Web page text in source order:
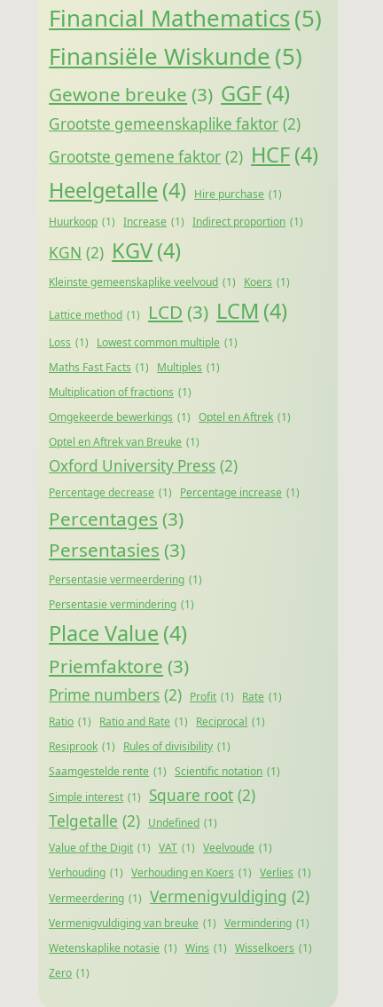
Financial Mathematics(5)
Finansiële Wiskunde(5)
Gewone breuke (3) GGF(4)
Grootste gemeenskaplike faktor (2)
Grootste gemene faktor (2) HCF(4)
Heelgetalle (4) Hire purchase (1)
Huurkoop (1) Increase (1) Indirect proportion (1)
KGN (2) KGV(4)
Kleinste gemeenskaplike veelvoud (1) Koers (1)
Lattice method (1) LCD (3) LCM (4)
Loss (1) Lowest common multiple (1)
Maths Fast Facts (1) Multiples (1)
Multiplication of fractions (1)
Omgekeerde bewerkings (1) Optel en Aftrek (1)
Optel en Aftrek van Breuke (1)
Oxford University Press (2)
Percentage decrease (1) Percentage increase (1)
Percentages (3)
Persentasies (3)
Persentasie vermeerdering (1)
Persentasie vermindering (1)
Place Value (4)
Priemfaktore (3)
Prime numbers (2) Profit (1) Rate (1)
Ratio (1) Ratio and Rate (1) Reciprocal (1)
Resiprook (1) Rules of divisibility (1)
Saamgestelde rente (1) Scientific notation (1)
Simple interest (1) Square root (2)
Telgetalle (2) Undefined (1)
Value of the Digit (1) VAT (1) Veelvoude (1)
Verhouding (1) Verhouding en Koers (1) Verlies (1)
Vermeerdering (1) Vermenigvuldiging (2)
Vermenigvuldiging van breuke (1) Vermindering (1)
Wetenskaplike notasie (1) Wins (1) Wisselkoers (1)
Zero (1)